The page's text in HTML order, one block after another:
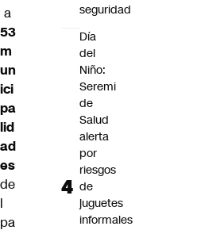
a
53
m
un
ici
pa
lid
ad
es
de
l
pa
seguridad
Día
del
Niño:
Seremi
de
Salud
alerta
por
riesgos
de
juguetes
informales